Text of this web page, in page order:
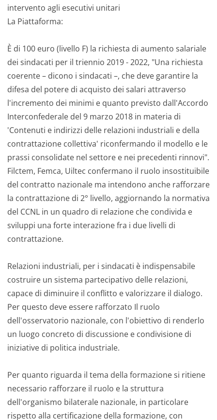
intervento agli esecutivi unitari
La Piattaforma:
È di 100 euro (livello F) la richiesta di aumento salariale
dei sindacati per il triennio 2019 - 2022, "Una richiesta
coerente – dicono i sindacati –, che deve garantire la
difesa del potere di acquisto dei salari attraverso
l'incremento dei minimi e quanto previsto dall'Accordo
Interconfederale del 9 marzo 2018 in materia di
'Contenuti e indirizzi delle relazioni industriali e della
contrattazione collettiva' riconfermando il modello e le
prassi consolidate nel settore e nei precedenti rinnovi".
Filctem, Femca, Uiltec confermano il ruolo insostituibile
del contratto nazionale ma intendono anche rafforzare
la contrattazione di 2° livello, aggiornando la normativa
del CCNL in un quadro di relazione che condivida e
sviluppi una forte interazione fra i due livelli di
contrattazione.
Relazioni industriali, per i sindacati è indispensabile
costruire un sistema partecipativo delle relazioni,
capace di diminuire il conflitto e valorizzare il dialogo.
Per questo deve essere rafforzato Il ruolo
dell'osservatorio nazionale, con l'obiettivo di renderlo
un luogo concreto di discussione e condivisione di
iniziative di politica industriale.
Per quanto riguarda il tema della formazione si ritiene
necessario rafforzare il ruolo e la struttura
dell'organismo bilaterale nazionale, in particolare
rispetto alla certificazione della formazione, con